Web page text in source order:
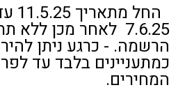
7.6.25 לאחר מכן
הרשמה. - כרגע ניתן
כמתעניינים בלבד עד
המחירים.